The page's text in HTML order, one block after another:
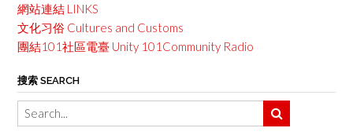
網站連結 LINKS
文化习俗 Cultures and Customs
團結101社區電臺 Unity 101Community Radio
搜索 SEARCH